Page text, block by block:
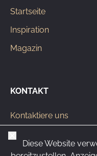
Startseite
Inspiration
Magazin
KONTAKT
Kontaktiere uns
info@pipeclub.eu
+420 603 449 602
Diese Website